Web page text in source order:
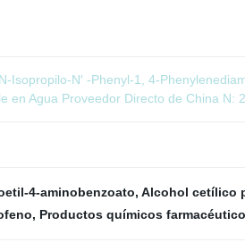
Isopropilo-N′ -Phenyl-1, 4-
en Agua Proveedor Directo de China N:
4-aminobenzoato, Alcohol cetílico
, Productos químicos